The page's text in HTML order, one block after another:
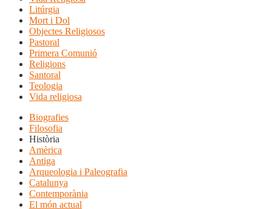
Litúrgia
Mort i Dol
Objectes Religiosos
Pastoral
Primera Comunió
Religions
Santoral
Teologia
Vida religiosa
Biografies
Filosofia
Història
Amèrica
Antiga
Arqueologia i Paleografia
Catalunya
Contemporània
El món actual